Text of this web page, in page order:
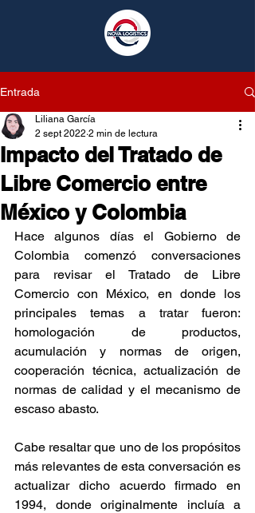
Entrada
Impacto del Tratado de
Libre Comercio entre
México y Colombia
Liliana García
2 sept 2022 2 min de lectura
Hace algunos días el Gobierno de
Colombia comenzó conversaciones
para revisar el Tratado de Libre
Comercio con México, en donde los
principales temas a tratar fueron:
homologación de productos,
acumulación y normas de origen,
cooperación técnica, actualización de
normas de calidad y el mecanismo de
escaso abasto.
Cabe resaltar que uno de los propósitos
más relevantes de esta conversación es
actualizar dicho acuerdo firmado en
1994, donde originalmente incluía a